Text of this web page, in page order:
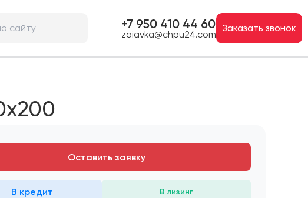
+7 950 410 44 60
zaiavka@chpu24.com
Заказать звонок
Оставить заявку
В кредит В лизинг